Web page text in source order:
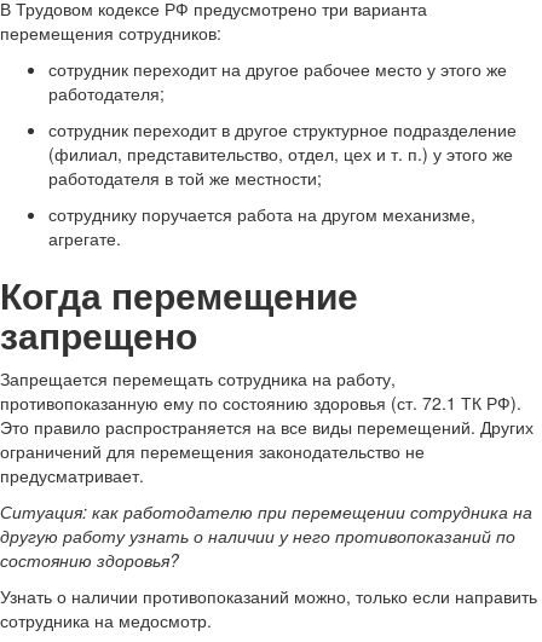
В Трудовом кодексе РФ предусмотрено три варианта
перемещения сотрудников:
сотрудник переходит на другое рабочее место у этого же
работодателя;
сотрудник переходит в другое структурное подразделение
(филиал, представительство, отдел, цех и т. п.) у этого же
работодателя в той же местности;
сотруднику поручается работа на другом механизме,
агрегате.
Когда перемещение
запрещено
Запрещается перемещать сотрудника на работу,
противопоказанную ему по состоянию здоровья (ст. 72.1 ТК РФ).
Это правило распространяется на все виды перемещений. Других
ограничений для перемещения законодательство не
предусматривает.
Ситуация: как работодателю при перемещении сотрудника на
другую работу узнать о наличии у него противопоказаний по
состоянию здоровья?
Узнать о наличии противопоказаний можно, только если направить
сотрудника на медосмотр.